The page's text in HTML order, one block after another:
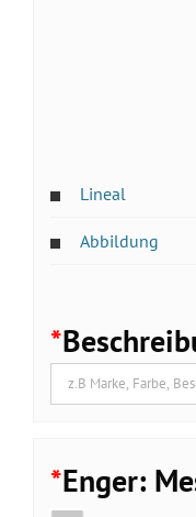
Lineal
Abbildung
*
*Enger: